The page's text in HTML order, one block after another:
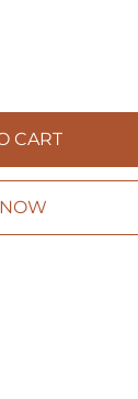
CART